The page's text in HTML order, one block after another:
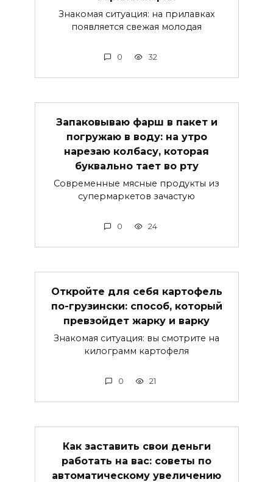
Знакомая ситуация: на прилавках
появляется свежая молодая
0 32
Запаковываю фарш в пакет и
погружаю в воду: на утро
нарезаю колбасу, которая
буквально тает во рту
Современные мясные продукты из
супермаркетов зачастую
0 24
Откройте для себя картофель
по-грузински: способ, который
превзойдет жарку и варку
Знакомая ситуация: вы смотрите на
килограмм картофеля
0 21
Как заставить свои деньги
работать на вас: советы по
автоматическому увеличению